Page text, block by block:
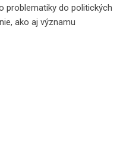
problematiky do politických
ako aj významu